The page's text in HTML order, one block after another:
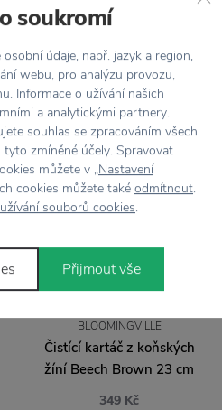
HUMDAKIN
Bucket Grey
1 175 Kč
BLOOMINGVILLE
Čistící kartáč z koňských
žíní Beech Brown 23 cm
349 Kč
soukromí
údaje, např. jazyk a region,
webu, pro analýzu provozu,
Informace o užívání našich
a analytickými partnery.
souhlas se zpracováním všech
zmíněné účely. Spravovat
můžete v „Nastavení
cookies můžete také odmítnout.
souborů cookies.
Přijmout vše